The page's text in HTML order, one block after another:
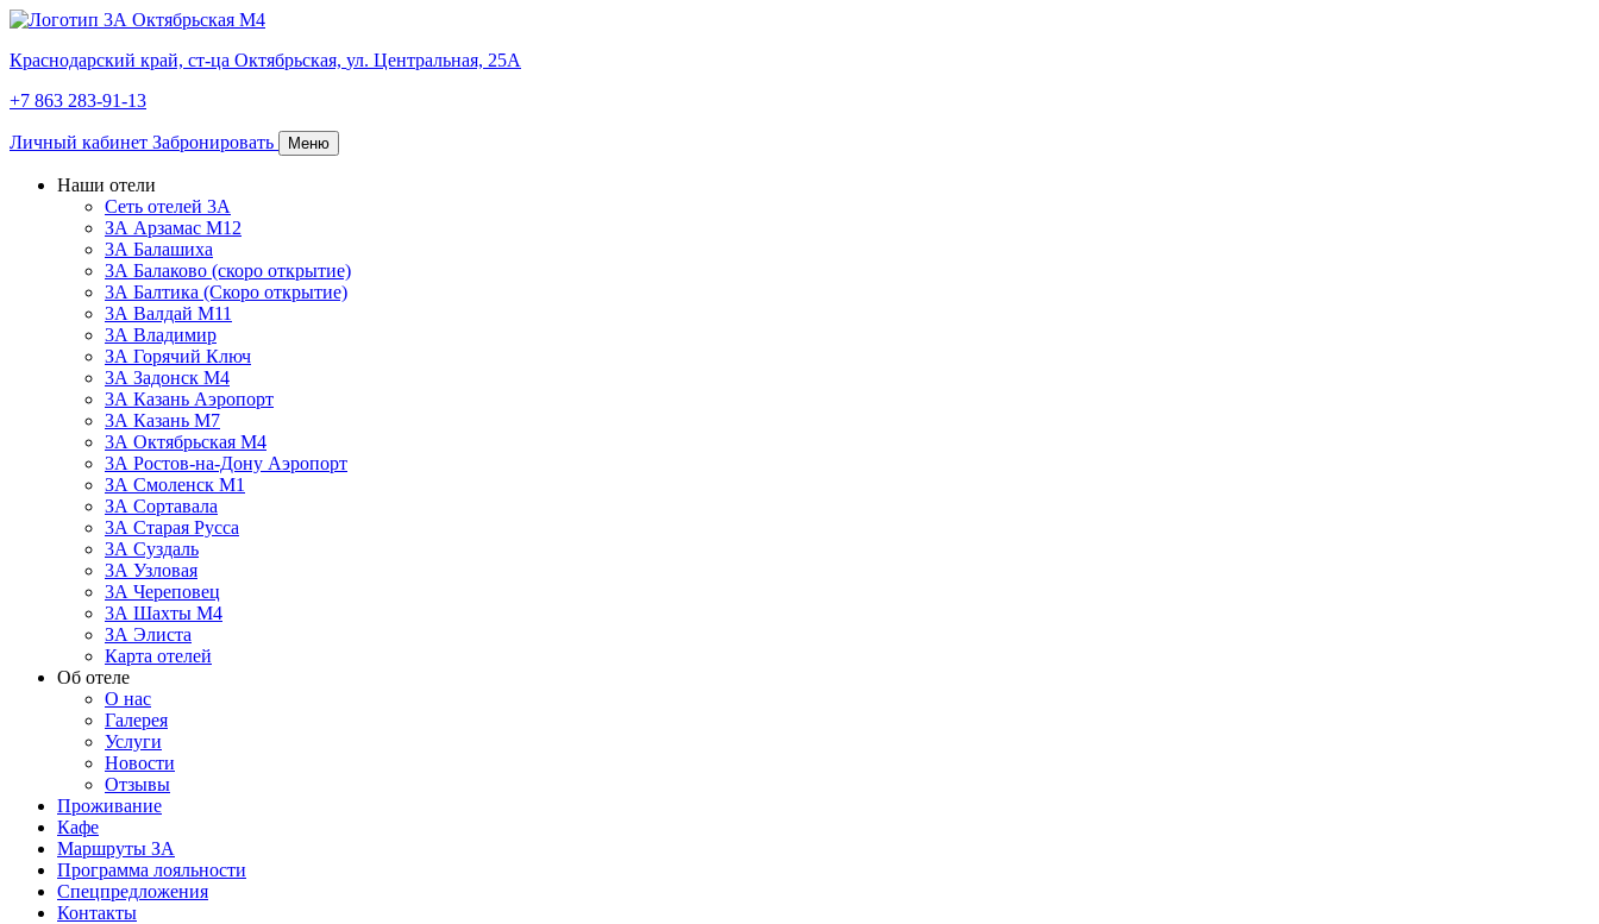
Краснодарский край, ст-ца Октябрьская, ул. Центральная, 25А
+7 863 283-91-13
Личный кабинет Забронировать Меню
Наши отели
Сеть отелей 3А
ЗА Арзамас М12
3А Балашиха
3А Балаково (скоро открытие)
3А Балтика (Скоро открытие)
3А Валдай М11
3А Владимир
ЗА Горячий Ключ
3А Задонск М4
3А Казань Аэропорт
3А Казань M7
3А Октябрьская М4
3А Ростов-на-Дону Аэропорт
ЗА Смоленск М1
ЗА Сортавала
3А Старая Русса
3А Суздаль
3А Узловая
3А Череповец
3А Шахты М4
ЗА Элиста
Карта отелей
Об отеле
О нас
Галерея
Услуги
Новости
Отзывы
Проживание
Кафе
Маршруты ЗА
Программа лояльности
Спецпредложения
Контакты